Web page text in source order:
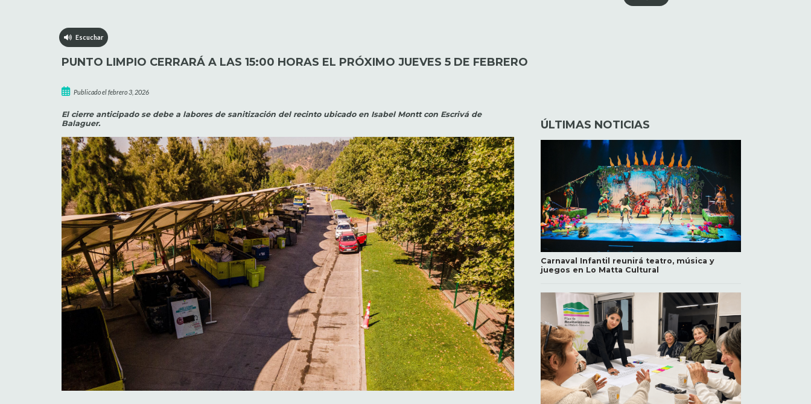
Escuchar
PUNTO LIMPIO CERRARÁ A LAS 15:00 HORAS EL PRÓXIMO JUEVES 5 DE FEBRERO
Publicado el febrero 3, 2026
El cierre anticipado se debe a labores de sanitización del recinto ubicado en Isabel Montt con Escrivá de
Balaguer.
ÚLTIMAS NOTICIAS
Carnaval Infantil reunirá teatro, música y
juegos en Lo Matta Cultural